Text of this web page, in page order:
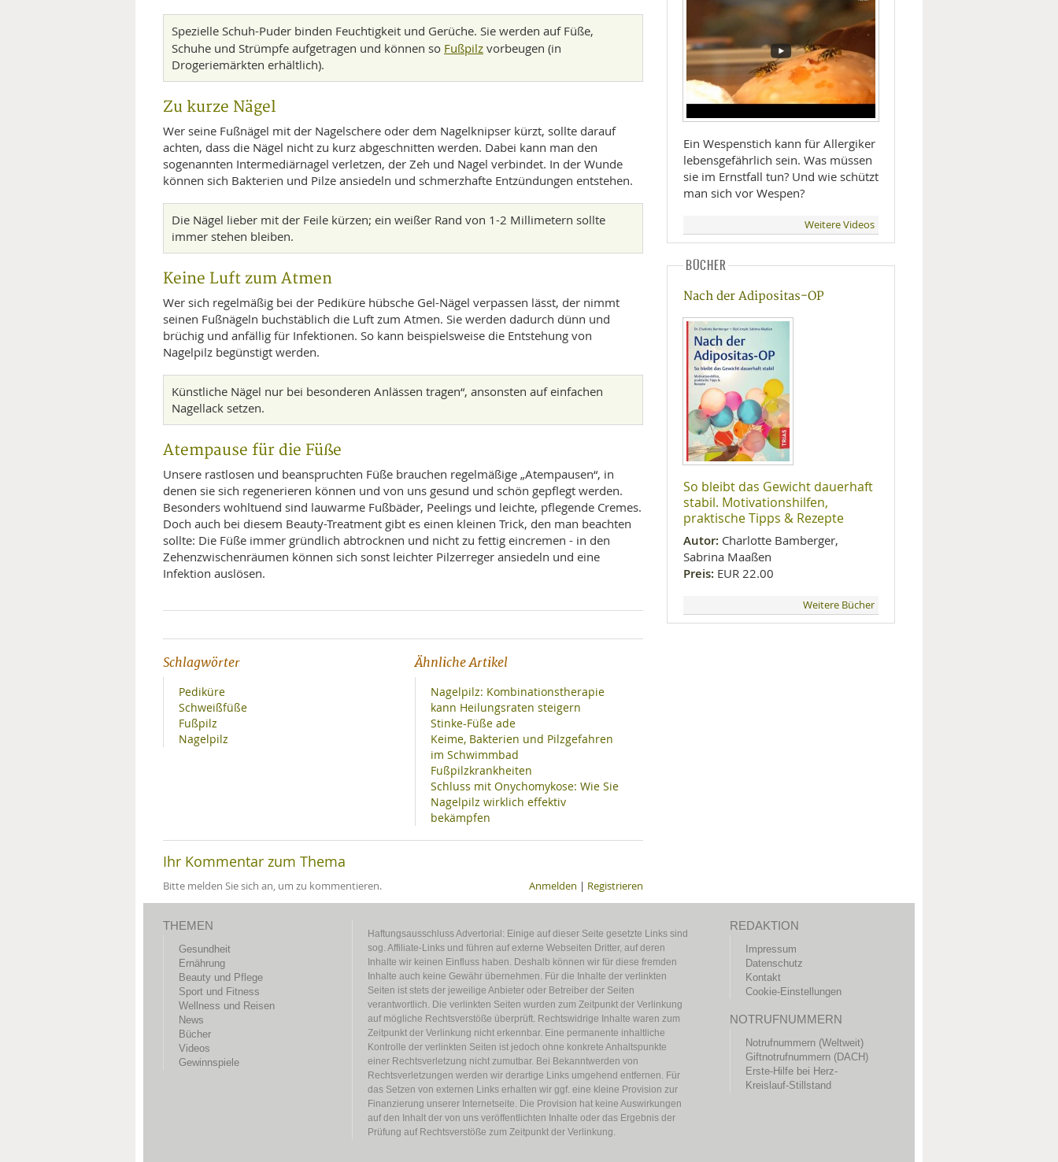
Spezielle Schuh-Puder binden Feuchtigkeit und Gerüche. Sie werden auf Füße,
Schuhe und Strümpfe aufgetragen und können so Fußpilz vorbeugen (in
Drogeriemärkten erhältlich).
Zu kurze Nägel
Wer seine Fußnägel mit der Nagelschere oder dem Nagelknipser kürzt, sollte darauf
achten, dass die Nägel nicht zu kurz abgeschnitten werden. Dabei kann man den
sogenannten Intermediärnagel verletzen, der Zeh und Nagel verbindet. In der Wunde
können sich Bakterien und Pilze ansiedeln und schmerzhafte Entzündungen entstehen.
Die Nägel lieber mit der Feile kürzen; ein weißer Rand von 1-2 Millimetern sollte
immer stehen bleiben.
Keine Luft zum Atmen
Wer sich regelmäßig bei der Pediküre hübsche Gel-Nägel verpassen lässt, der nimmt
seinen Fußnägeln buchstäblich die Luft zum Atmen. Sie werden dadurch dünn und
brüchig und anfällig für Infektionen. So kann beispielsweise die Entstehung von
Nagelpilz begünstigt werden.
Künstliche Nägel nur bei besonderen Anlässen tragen“, ansonsten auf einfachen
Nagellack setzen.
Atempause für die Füße
Unsere rastlosen und beanspruchten Füße brauchen regelmäßige „Atempausen“, in
denen sie sich regenerieren können und von uns gesund und schön gepflegt werden.
Besonders wohltuend sind lauwarme Fußbäder, Peelings und leichte, pflegende Cremes.
Doch auch bei diesem Beauty-Treatment gibt es einen kleinen Trick, den man beachten
sollte: Die Füße immer gründlich abtrocknen und nicht zu fettig eincremen - in den
Zehenzwischenräumen können sich sonst leichter Pilzerreger ansiedeln und eine
Infektion auslösen.
Schlagwörter
Pediküre
Schweißfüße
Fußpilz
Nagelpilz
Ähnliche Artikel
Nagelpilz: Kombinationstherapie
kann Heilungsraten steigern
Stinke-Füße ade
Keime, Bakterien und Pilzgefahren
im Schwimmbad
Fußpilzkrankheiten
Schluss mit Onychomykose: Wie Sie
Nagelpilz wirklich effektiv
bekämpfen
Ihr Kommentar zum Thema
Bitte melden Sie sich an, um zu kommentieren. Anmelden | Registrieren
Ein Wespenstich kann für Allergiker
lebensgefährlich sein. Was müssen
sie im Ernstfall tun? Und wie schützt
man sich vor Wespen?
Weitere Videos
BÜCHER
Nach der Adipositas-OP
So bleibt das Gewicht dauerhaft
stabil. Motivationshilfen,
praktische Tipps & Rezepte
Autor: Charlotte Bamberger,
Sabrina Maaßen
Preis: EUR 22.00
Weitere Bücher
THEMEN
Gesundheit
Ernährung
Beauty und Pflege
Sport und Fitness
Wellness und Reisen
News
Bücher
Videos
Gewinnspiele
Haftungsausschluss Advertorial: Einige auf dieser Seite gesetzte Links sind
sog. Affiliate-Links und führen auf externe Webseiten Dritter, auf deren
Inhalte wir keinen Einfluss haben. Deshalb können wir für diese fremden
Inhalte auch keine Gewähr übernehmen. Für die Inhalte der verlinkten
Seiten ist stets der jeweilige Anbieter oder Betreiber der Seiten
verantwortlich. Die verlinkten Seiten wurden zum Zeitpunkt der Verlinkung
auf mögliche Rechtsverstöße überprüft. Rechtswidrige Inhalte waren zum
Zeitpunkt der Verlinkung nicht erkennbar. Eine permanente inhaltliche
Kontrolle der verlinkten Seiten ist jedoch ohne konkrete Anhaltspunkte
einer Rechtsverletzung nicht zumutbar. Bei Bekanntwerden von
Rechtsverletzungen werden wir derartige Links umgehend entfernen. Für
das Setzen von externen Links erhalten wir ggf. eine kleine Provision zur
Finanzierung unserer Internetseite. Die Provision hat keine Auswirkungen
auf den Inhalt der von uns veröffentlichten Inhalte oder das Ergebnis der
Prüfung auf Rechtsverstöße zum Zeitpunkt der Verlinkung.
REDAKTION
Impressum
Datenschutz
Kontakt
Cookie-Einstellungen
NOTRUFNUMMERN
Notrufnummern (Weltweit)
Giftnotrufnummern (DACH)
Erste-Hilfe bei Herz-
Kreislauf-Stillstand